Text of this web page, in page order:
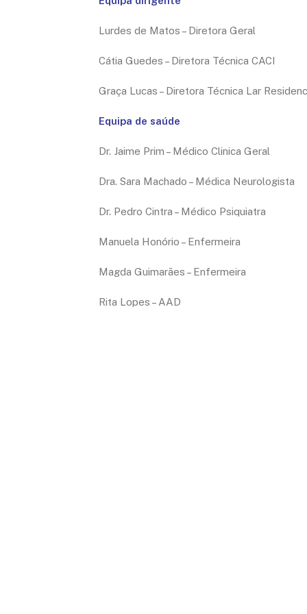
Lurdes de Matos – Diretora Geral
Cátia Guedes – Diretora Técnica CACI
Graça Lucas – Diretora Técnica Lar
Equipa de saúde
Dr. Jaime Prim – Médico Clinica Geral
Dra. Sara Machado – Médica Neurologista
Dr. Pedro Cintra – Médico Psiquiatra
Manuela Honório – Enfermeira
Magda Guimarães – Enfermeira
Rita Lopes – AAD